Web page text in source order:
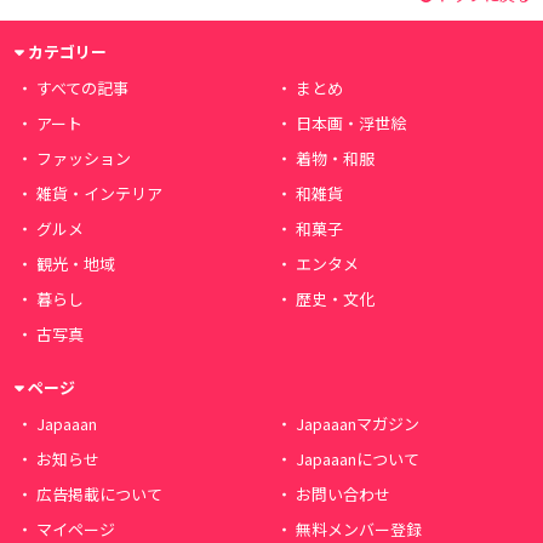
カテゴリー
すべての記事
まとめ
アート
日本画・浮世絵
ファッション
着物・和服
雑貨・インテリア
和雑貨
グルメ
和菓子
観光・地域
エンタメ
暮らし
歴史・文化
古写真
ページ
Japaaan
Japaaanマガジン
お知らせ
Japaaanについて
広告掲載について
お問い合わせ
マイページ
無料メンバー登録